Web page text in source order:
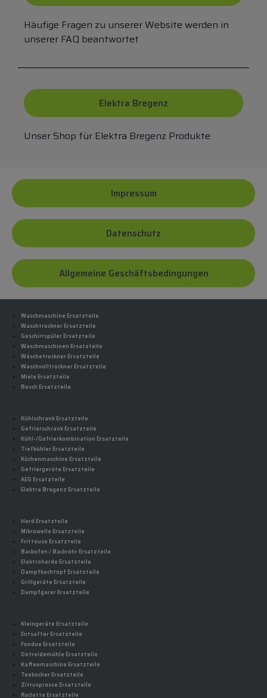
Häufige Fragen zu unserer Website werden in
unserer FAQ beantwortet
Elektra Bregenz
Unser Shop für Elektra Bregenz Produkte
Impressum
Datenschutz
Allgemeine Geschäftsbedingungen
Waschmaschine Ersatzteile
Waschtrockner Ersatzteile
Geschirrspüler Ersatzteile
Waschmaschinen Ersatzteile
Wäschetrockner Ersatzteile
Waschvolltrockner Ersatzteile
Miele Ersatzteile
Bosch Ersatzteile
Kühlschrank Ersatzteile
Gefrierschrank Ersatzteile
Kühl-/Gefrierkombination Ersatzteile
Tiefkühler Ersatzteile
Küchenmaschine Ersatzteile
Gefriergeräte Ersatzteile
AEG Ersatzteile
Elektra Bregenz Ersatzteile
Herd Ersatzteile
Mikrowelle Ersatzteile
Fritteuse Ersatzteile
Backofen / Backrohr Ersatzteile
Elektroherde Ersatzteile
Dampfkochtopf Ersatzteile
Grillgeräte Ersatzteile
Dampfgarer Ersatzteile
Kleingeräte Ersatzteile
Entsafter Ersatzteile
Fondue Ersatzteile
Getreidemühle Ersatzteile
Kaffeemaschine Ersatzteile
Teekocher Ersatzteile
Zitruspresse Ersatzteile
Raclette Ersatzteile